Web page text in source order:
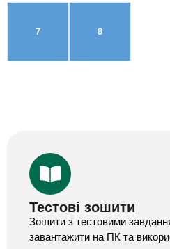
7 8
Тестові зошити
Зошити з тестовими
завантажити на ПК та